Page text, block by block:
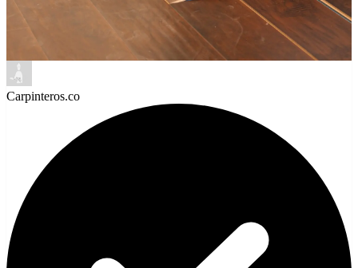
Carpinteros.co